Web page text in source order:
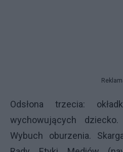
Odsłona trzecia:
wychowujących dziecko.
Wybuch oburzenia.